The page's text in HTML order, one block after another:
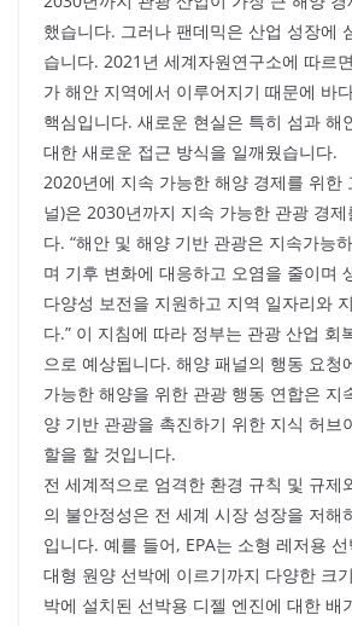
했습니다. 그러나 팬데믹은 산업 성장에
습니다. 2021년 세계자원연구소에 따르
가 해안 지역에서 이루어지기 때문에 바
핵심입니다. 새로운 현실은 특히 섬과 해
대한 새로운 접근 방식을 일깨웠습니다.
2020년에 지속 가능한 해양 경제를 위한
널)은 2030년까지 지속 가능한 관광 경
다. “해안 및 해양 기반 관광은 지속가능
며 기후 변화에 대응하고 오염을 줄이며
다양성 보전을 지원하고 지역 일자리와
다.” 이 지침에 따라 정부는 관광 산업 회
으로 예상됩니다. 해양 패널의 행동 요청
가능한 해양을 위한 관광 행동 연합은 지
양 기반 관광을 촉진하기 위한 지식 허브
할을 할 것입니다.
전 세계적으로 엄격한 환경 규칙 및 규제
의 불안정성은 전 세계 시장 성장을 저해
입니다. 예를 들어, EPA는 소형 레저용
대형 원양 선박에 이르기까지 다양한 크
박에 설치된 선박용 디젤 엔진에 대한 배